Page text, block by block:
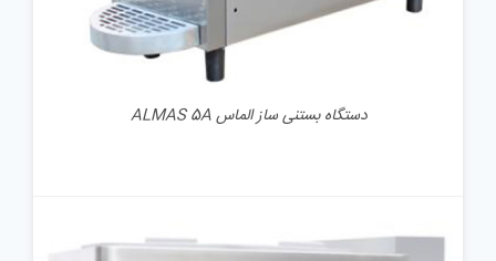
دستگاه بستنی ساز الماس ALMAS 5A